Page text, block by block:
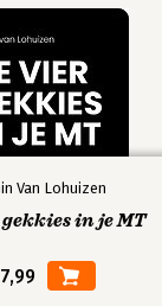
Van Lohuizen
in je MT